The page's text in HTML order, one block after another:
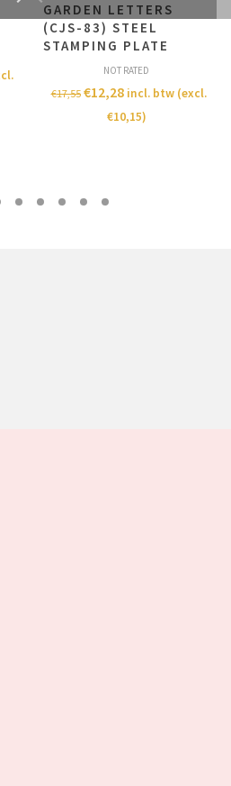
GARDEN LETTERS
(CJS-83) STEEL
STAMPING PLATE
NOT RATED
€17,55 €12,28 incl. btw (excl.
€10,15)